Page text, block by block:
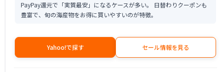
PayPay還元で「実質最安」になるケースが多い。 日替わりクーポンも
豊富で、旬の海産物をお得に買いやすいのが特徴。
Yahoo!で探す セール情報を見る